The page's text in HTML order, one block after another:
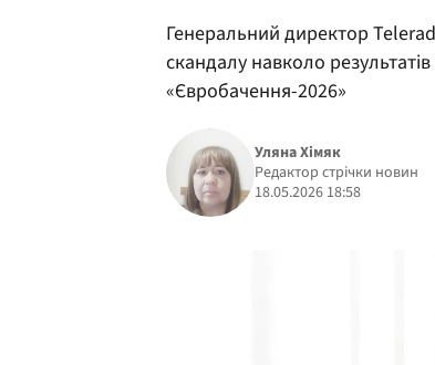
Генеральний директор
скандалу навколо
«Євробачення-2026»
Уляна Хімяк
Редактор стрічки новин
18.05.2026 18:58